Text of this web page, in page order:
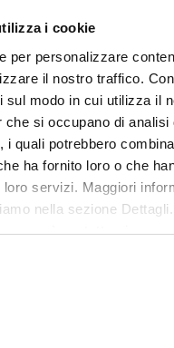
i cookie
per personalizzare
il nostro traffico.
sul modo in cui utilizza il
che si occupano di analisi
i quali potrebbero
ha fornito loro o che
servizi. Maggiori
nella sezione
può contattarci e
del sito nella sezione
di
più vicina a te e